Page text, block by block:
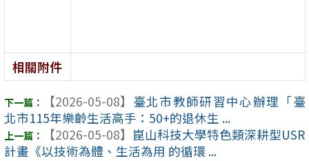
相關附件
【2026-05-08】 臺北市教師研習中心辦理「臺
北市115年樂齡生活高手：50+的退休生 ...
【2026-05-08】 崑山科技大學特色類深耕型USR
計畫《以技術為體、生活為用 的循環 ...